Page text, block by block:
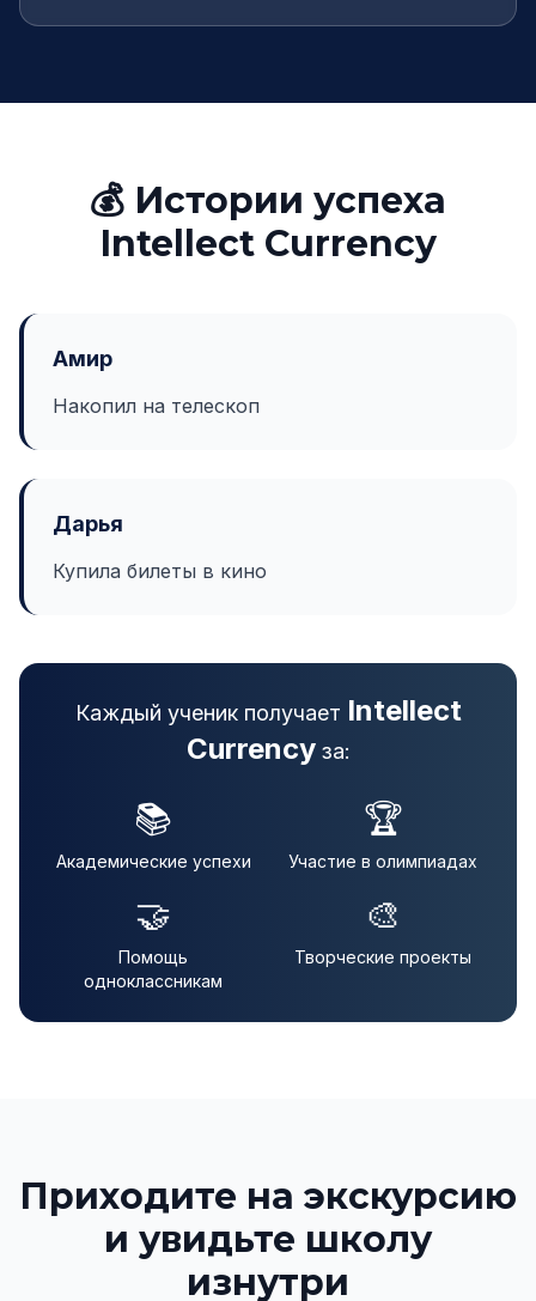
💰 Истории успеха
Intellect Currency
Амир
Накопил на телескоп
Дарья
Купила билеты в кино
Каждый ученик получает Intellect
Currencyза:
📚
Академические успехи
🏆
Участие в олимпиадах
🤝
Помощь
одноклассникам
🎨
Творческие проекты
Приходите на экскурсию
и увидьте школу
изнутри